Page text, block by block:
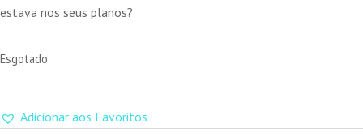
estava nos seus planos?
Esgotado
Adicionar aos Favoritos